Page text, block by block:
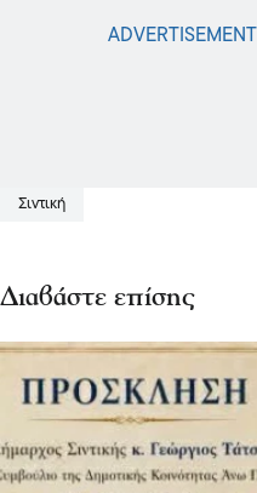
Σιντική
Διαβάστε επίσης